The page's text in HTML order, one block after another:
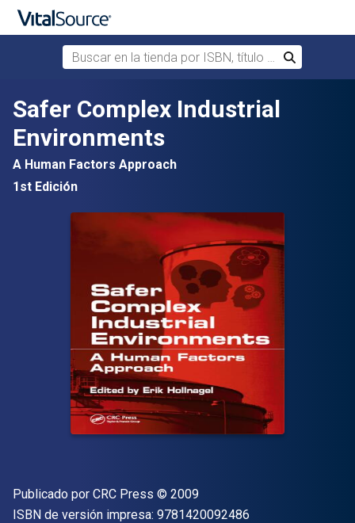
Saltar al contenido principal
Buscar en la tienda por ISBN, título o autor
Buscar
Safer Complex Industrial
Environments
A Human Factors Approach
1st Edición
Editor
Publicado por CRC Press Copyright
© 2009
ISBN de versión impresa: 9781420092486